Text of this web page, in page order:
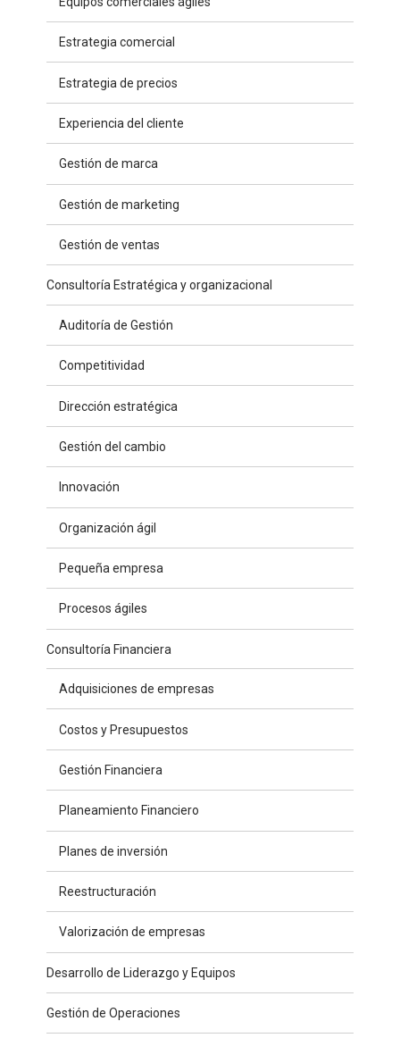
Estrategia comercial
Estrategia de precios
Experiencia del cliente
Gestión de marca
Gestión de marketing
Gestión de ventas
Consultoría Estratégica y organizacional
Auditoría de Gestión
Competitividad
Dirección estratégica
Gestión del cambio
Innovación
Organización ágil
Pequeña empresa
Procesos ágiles
Consultoría Financiera
Adquisiciones de empresas
Costos y Presupuestos
Gestión Financiera
Planeamiento Financiero
Planes de inversión
Reestructuración
Valorización de empresas
Desarrollo de Liderazgo y Equipos
Gestión de Operaciones